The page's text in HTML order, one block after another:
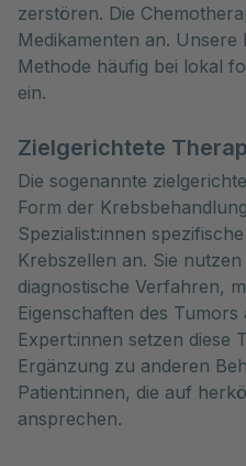
zerstören. Die
Medikamenten an. Unsere
Methode häufig bei lokal
ein.
Zielgerichtete
Die sogenannte
Form der
Spezialist:innen
Krebszellen an. Sie
diagnostische Verfahren,
Eigenschaften des
Expert:innen setzen diese
Ergänzung zu anderen
Patient:innen, die auf
ansprechen.